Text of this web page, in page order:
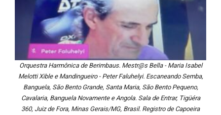
Orquestra Harmônica de Berimbaus. Mestr@s Bella - Maria Isabel
Melotti Xible e Mandingueiro - Peter Faluhelyi. Escaneando Semba,
Banguela, São Bento Grande, Santa Maria, São Bento Pequeno,
Cavalaria, Banguela Novamente e Angola. Sala de Entrar, Tigüéra
360, Juiz de Fora, Minas Gerais/MG, Brasil. Registro de Capoeira